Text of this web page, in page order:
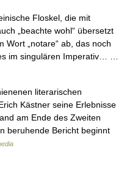
Floskel, die mit
„beachte wohl“ übersetzt
Wort „notare“ ab, das noch
im singulären Imperativ… …
literarischen
Kästner seine Erlebnisse
am Ende des Zweiten
beruhende Bericht beginnt